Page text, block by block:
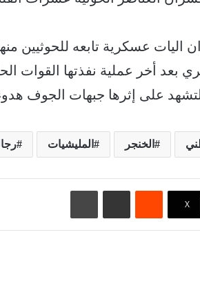
اليات عسكرية تابعه للحوثيين
بعد أخر عملية نفذتها القوات
على إثرها جبهات الجوف
الخنجر المليشيات
‫X